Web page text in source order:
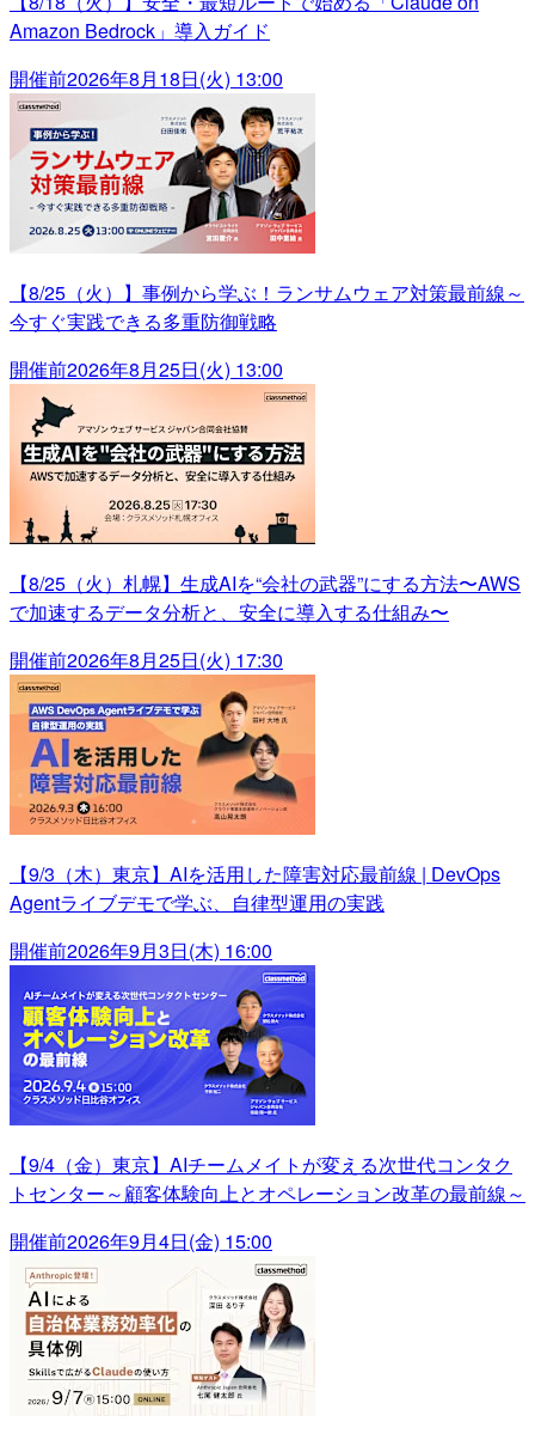
Amazon Bedrock」導入ガイド
開催前2026年8月18日(火) 13:00
【8/25（火）】事例から学ぶ！ランサムウェア対策最前線～
今すぐ実践できる多重防御戦略
開催前2026年8月25日(火) 13:00
【8/25（火）札幌】生成AIを“会社の武器”にする方法〜AWS
で加速するデータ分析と、安全に導入する仕組み〜
開催前2026年8月25日(火) 17:30
【9/3（木）東京】AIを活用した障害対応最前線 | DevOps
Agentライブデモで学ぶ、自律型運用の実践
開催前2026年9月3日(木) 16:00
【9/4（金）東京】AIチームメイトが変える次世代コンタク
トセンター～顧客体験向上とオペレーション改革の最前線～
開催前2026年9月4日(金) 15:00